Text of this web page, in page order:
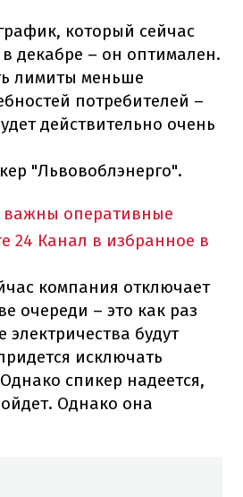
который сейчас
декабре – он оптимален.
лимиты меньше
потребителей –
действительно очень
"Львовоблэнерго".
важны оперативные
24 Канал в избранное в
компания отключает
очереди – это как раз
электричества будут
исключать
спикер надеется,
Однако она